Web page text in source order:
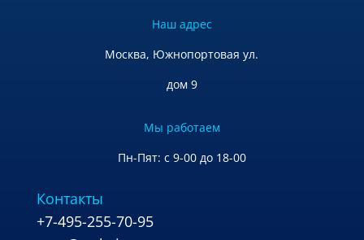
Наш адрес
Москва, Южнопортовая ул.
дом 9
Мы работаем
Пн-Пят: с 9-00 до 18-00
Контакты
+7-495-255-70-95